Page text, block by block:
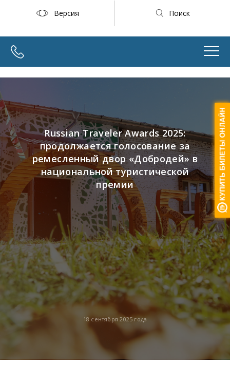
Версия Поиск
18 сентября 2025 года
Russian Traveler Awards 2025:
продолжается голосование за
ремесленный двор «Добродей» в
национальной туристической
премии